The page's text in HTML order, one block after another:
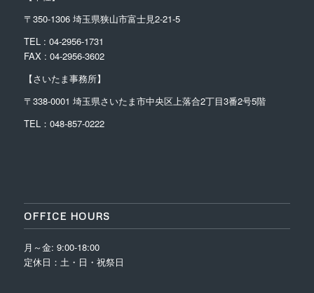
〒350-1306 埼玉県狭山市富士見2-21-5
TEL : 04-2956-1731
FAX : 04-2956-3602
【さいたま事務所】
〒338-0001 埼玉県さいたま市中央区上落合2丁目3番2号5階
TEL：048-857-0222
OFFICE HOURS
月～金: 9:00-18:00
定休日：土・日・祝祭日